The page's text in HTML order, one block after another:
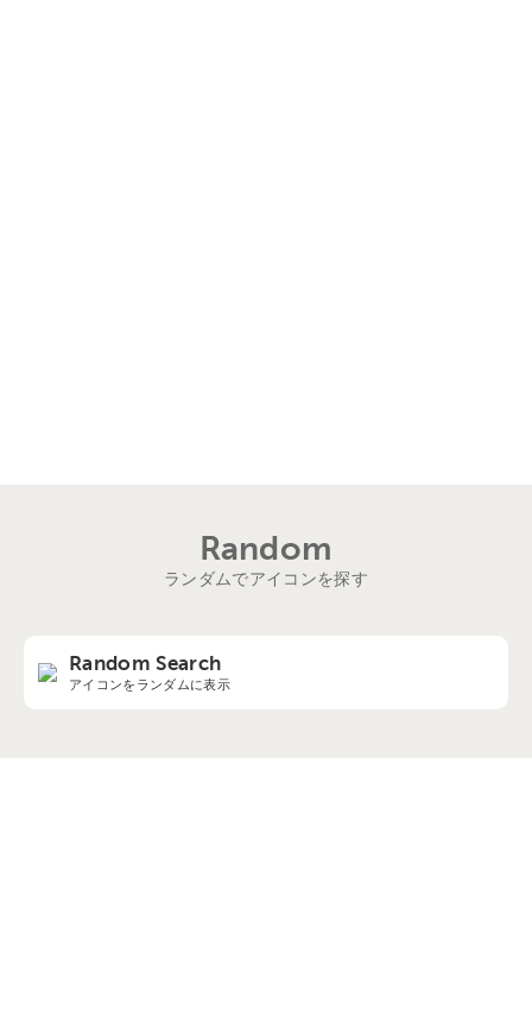
Random
ランダムでアイコンを探す
Random Search
アイコンをランダムに表示